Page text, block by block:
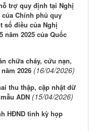
trợ quy định tại Nghị
của Chính phủ quy
số điều của Nghị
năm 2025 của Quốc
chữa cháy, cứu nạn,
2026 (16/04/2026)
thu thập, cập nhật dữ
ADN (15/04/2026)
HĐND tỉnh kỳ họp